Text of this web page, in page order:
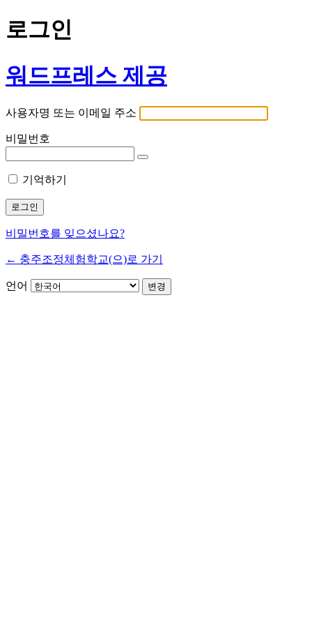
로그인
워드프레스 제공
사용자명 또는 이메일 주소
비밀번호
기억하기
비밀번호를 잊으셨나요?
← 충주조정체험학교(으)로 가기
언어